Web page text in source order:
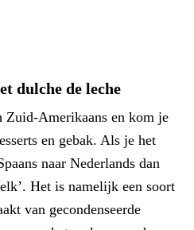
dulche de leche
Zuid-Amerikaans en kom je
en gebak. Als je het
naar Nederlands dan
Het is namelijk een soort
van gecondenseerde